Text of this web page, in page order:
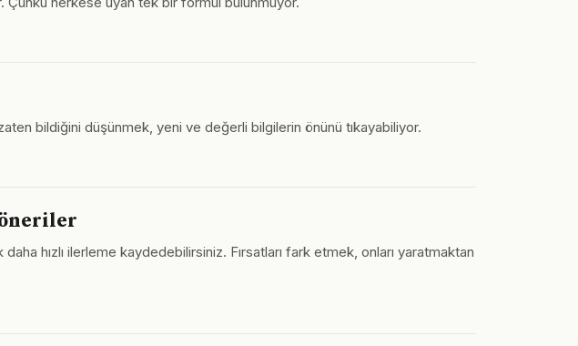
bildiğini düşünmek, yeni ve değerli bilgilerin önünü tıkayabiliyor.
hızlı ilerleme kaydedebilirsiniz. Fırsatları fark etmek, onları yaratmaktan